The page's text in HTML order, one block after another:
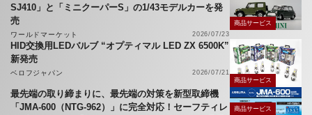
SJ410」と「ミニクーパーS」の1/43モデルカーを発
売
ワールドマーケット 2026/07/23
商品サービス
HID交換用LEDバルブ “オプティマル LED ZX 6500K”
新発売
ベロフジャパン
2026/07/21
商品サービス
最先端の取り締まりに、最先端の対策を新型取締機
「JMA-600（NTG-962）」に完全対応！セーフティレ
商品サービス